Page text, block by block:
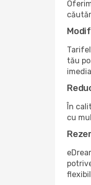
tău
În
cu